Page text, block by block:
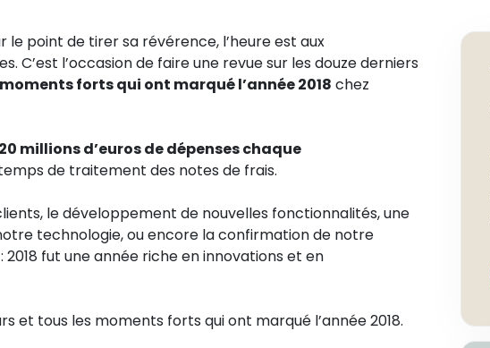
le point de tirer sa révérence, l’heure est aux
C’est l’occasion de faire une revue sur les douze derniers
forts qui ont marqué l’année 2018 chez
20 millions d’euros de dépenses chaque
de traitement des notes de frais.
le développement de nouvelles fonctionnalités, une
technologie, ou encore la confirmation de notre
fut une année riche en innovations et en
et tous les moments forts qui ont marqué l’année 2018.